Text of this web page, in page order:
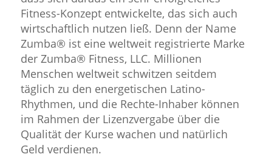
Fitness-Konzept entwickelte, das sich auch
wirtschaftlich nutzen ließ. Denn der Name
Zumba® ist eine weltweit registrierte Marke
der Zumba® Fitness, LLC. Millionen
Menschen weltweit schwitzen seitdem
täglich zu den energetischen Latino-
Rhythmen, und die Rechte-Inhaber können
im Rahmen der Lizenzvergabe über die
Qualität der Kurse wachen und natürlich
Geld verdienen.